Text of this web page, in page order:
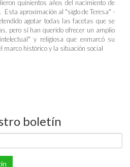
quinientos años del nacimiento de
aproximación al "siglo de Teresa" -
agotar todas las facetas que se
pero sí han querido ofrecer un amplio
y religiosa que enmarcó su
marco histórico y la situación social
boletín